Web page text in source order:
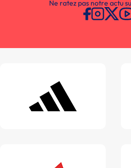
Ne ratez pas notre actu